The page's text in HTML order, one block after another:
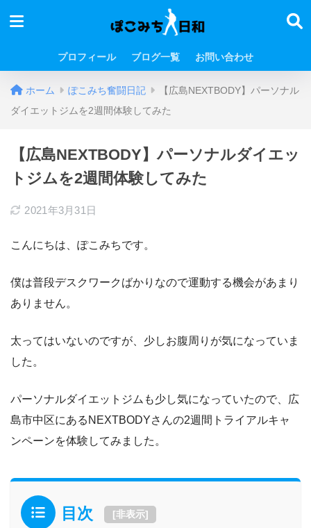
プロフィール ブログ一覧 お問い合わせ
ホーム ぽこみち奮闘日記
【広島NEXTBODY】パーソナル
ダイエットジムを2週間体験してみた
【広島NEXTBODY】パーソナルダイエッ
トジムを2週間体験してみた
2021年3月31日
こんにちは、ぽこみちです。
僕は普段デスクワークばかりなので運動する機会があまり
ありません。
太ってはいないのですが、少しお腹周りが気になっていま
した。
パーソナルダイエットジムも少し気になっていたので、広
島市中区にあるNEXTBODYさんの2週間トライアルキャ
ンペーンを体験してみました。
目次 [非表示]